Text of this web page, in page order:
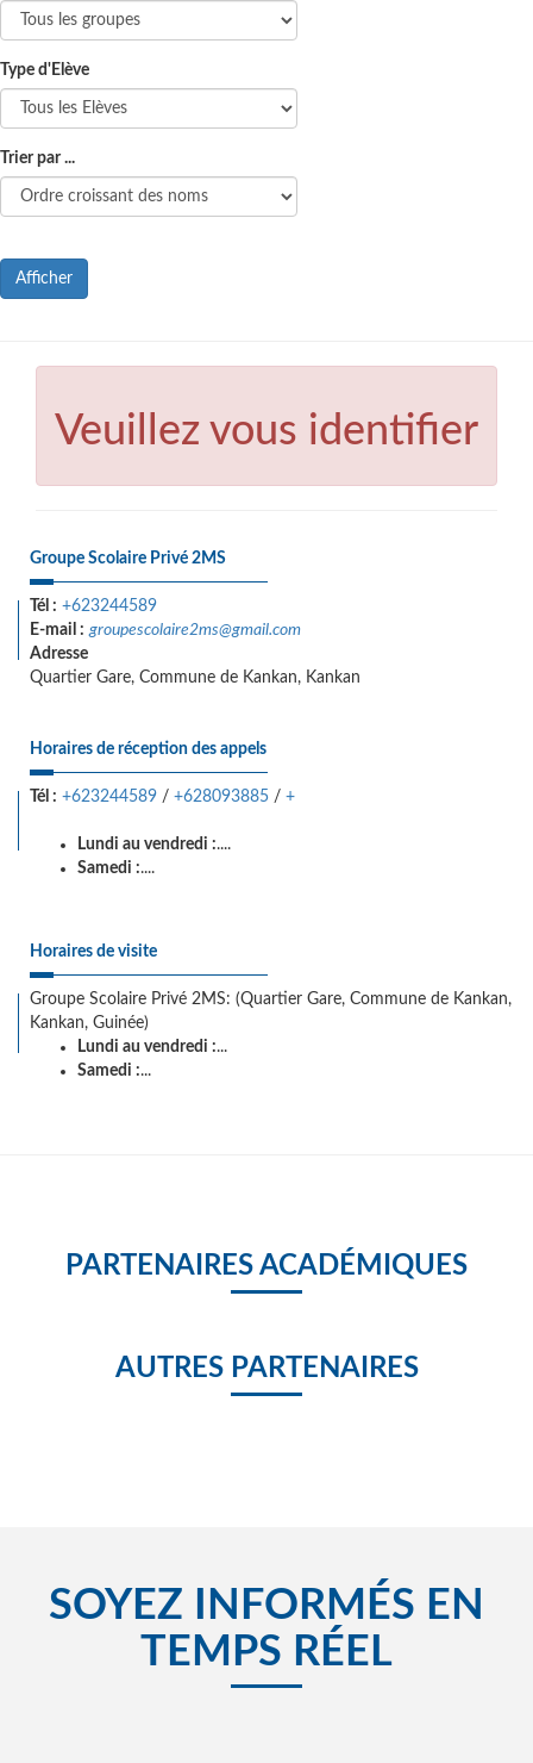
Type d'Elève
Trier par ...
Afficher
Veuillez vous identifier
Groupe Scolaire Privé 2MS
Tél : +623244589
E-mail : groupescolaire2ms@gmail.com
Adresse
Quartier Gare, Commune de Kankan, Kankan
Horaires de réception des appels
Tél : +623244589 / +628093885 / +
Lundi au vendredi :....
Samedi :....
Horaires de visite
Groupe Scolaire Privé 2MS: (Quartier Gare, Commune de Kankan,
Kankan, Guinée)
Lundi au vendredi :...
Samedi :...
PARTENAIRES ACADÉMIQUES
AUTRES PARTENAIRES
SOYEZ INFORMÉS EN
TEMPS RÉEL